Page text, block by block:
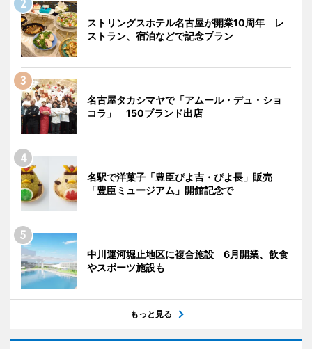
ストリングスホテル名古屋が開業10周年 レ
ストラン、宿泊などで記念プラン
名古屋タカシマヤで「アムール・デュ・ショ
コラ」 150ブランド出店
名駅で洋菓子「豊臣ぴよ吉・ぴよ長」販売
「豊臣ミュージアム」開館記念で
中川運河堀止地区に複合施設 6月開業、飲食
やスポーツ施設も
もっと見る